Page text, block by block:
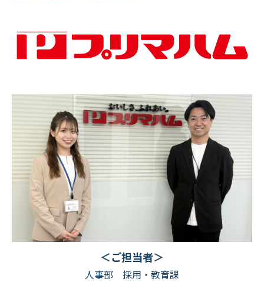
＜ご担当者＞
人事部 採用・教育課